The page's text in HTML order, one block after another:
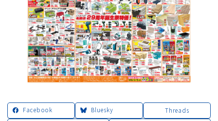
Facebook Bluesky
Threads